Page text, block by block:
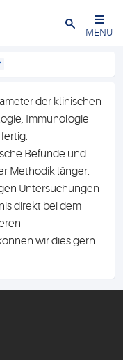
Close
MENU
der klinischen
Immunologie
Befunde und
Methodik länger.
Untersuchungen
direkt bei dem
wir dies gern